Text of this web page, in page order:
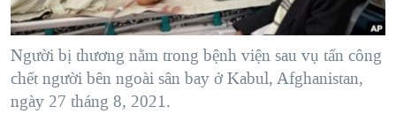
SỨC KHOẺ
VĂN HOÁ
THỂ THAO
NGÀY TỊ NẠN THẾ GIỚI
GROUND ZERO – XƯA VÀ NAY
CHI PHÍ CHIẾN TRANH AFGHANISTAN
Ngôn ngữ khác
Người bị thương nằm trong bệnh viện sau vụ tấn công
chết người bên ngoài sân bay ở Kabul, Afghanistan,
ngày 27 tháng 8, 2021.